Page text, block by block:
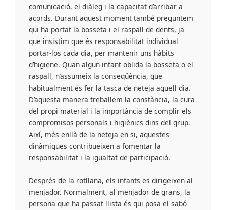
comunicació, el diàleg i la capacitat d’arribar a
acords. Durant aquest moment també preguntem
qui ha portat la bosseta i el raspall de dents, ja
que insistim que és responsabilitat individual
portar-los cada dia, per mantenir uns hàbits
d’higiene. Quan algun infant oblida la bosseta o el
raspall, n’assumeix la conseqüència, que
habitualment és fer la tasca de neteja aquell dia.
D’aquesta manera treballem la constància, la cura
del propi material i la importància de complir els
compromisos personals i higiènics dins del grup.
Així, més enllà de la neteja en si, aquestes
dinàmiques contribueixen a fomentar la
responsabilitat i la igualtat de participació.
Després de la rotllana, els infants es dirigeixen al
menjador. Normalment, al menjador de grans, la
persona que ha passat llista és qui posa el sabó